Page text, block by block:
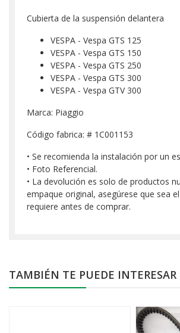
Cubierta de la suspensión delantera
VESPA - Vespa GTS 125
VESPA - Vespa GTS 150
VESPA - Vespa GTS 250
VESPA - Vespa GTS 300
VESPA - Vespa GTV 300
Marca: Piaggio
Código fabrica: # 1C001153
• Se recomienda la instalación por un
• Foto Referencial.
• La devolución es solo de productos
empaque original, asegúrese que sea
requiere antes de comprar.
TAMBIÉN TE PUEDE INTERESAR